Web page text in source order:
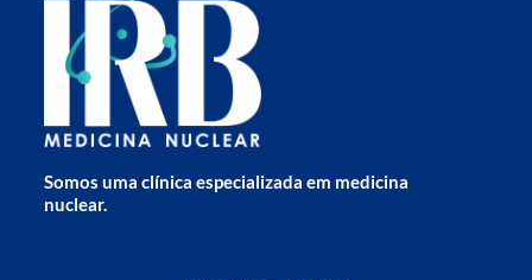
Somos uma clínica especializada em medicina
nuclear.